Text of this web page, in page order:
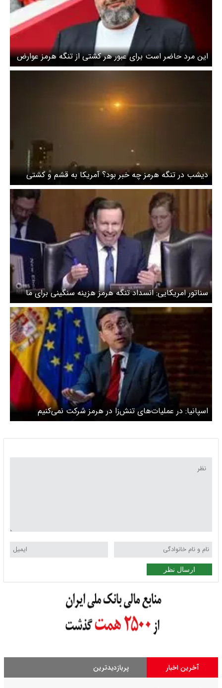
این مرد حاضر است برای عبور هر کشتی از تنگه هرمز عوارض
دهد / نسبت او با طارمی چیست؟
دیشب در تنگه هرمز چه خبر بود؟ آمریکا به قشم و کشتی
ایرانی حمله کرد / آخرین جزییات از شلیک پهپادی و
بالستیکی ایران به پایگاههای آمریکا در سه کشور + ویدیو
سناتور امریکایی: انسداد تنگه هرمز هزینه سنگینی برای ما
دارد
اسپانیا: در عملیات‌های تنش‌زا در هرمز شرکت نمی‌کنیم
ارسال نظر
آخرین اخبار پربازدیدترین